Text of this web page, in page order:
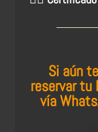
Si aún
reservar tu
vía